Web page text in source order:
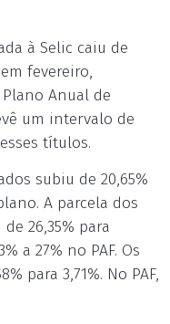
à Selic caiu de
fevereiro,
Anual de
um intervalo de
títulos.
subiu de 20,65%
A parcela dos
26,35% para
a 27% no PAF. Os
para 3,71%. No PAF,